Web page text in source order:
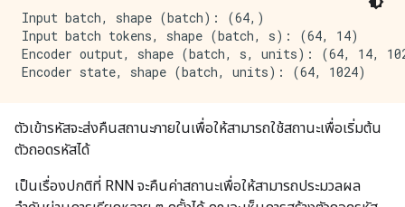
Input batch, shape (batch): (64,)
Input batch tokens, shape (batch, s): (64, 14)
Encoder output, shape (batch, s, units): (64, 14,
ตัวเข้ารหัสจะส่งคืนสถานะภายในเพื่อให้สามารถใช้สถานะเพื่อเริ่มต้น
ตัวถอดรหัสได้
เป็นเรื่องปกติที่ RNN จะคืนค่าสถานะเพื่อให้สามารถประมวลผล